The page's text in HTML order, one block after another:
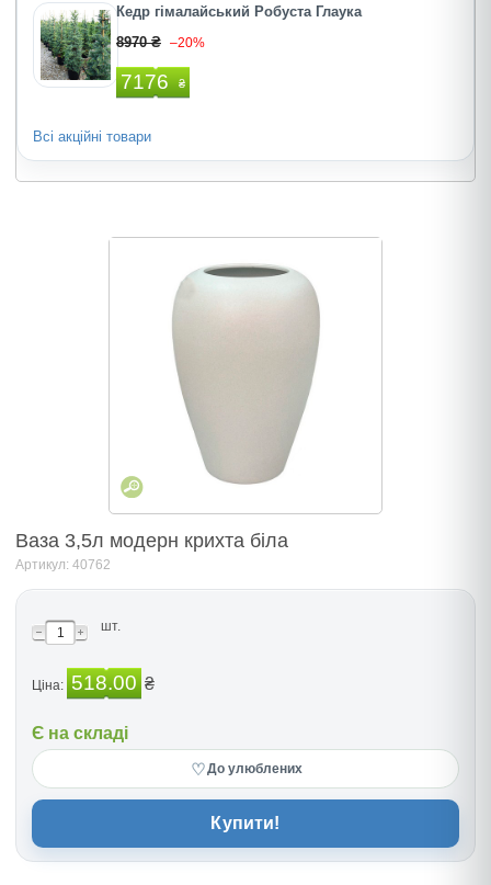
Кедр гімалайський Робуста Глаука
8970 ₴ –20%
7176 ₴
Всі акційні товари
Ваза 3,5л модерн крихта біла
Артикул: 40762
шт.
Ціна: 518.00 ₴
Є на складі
♡До улюблених
Купити!